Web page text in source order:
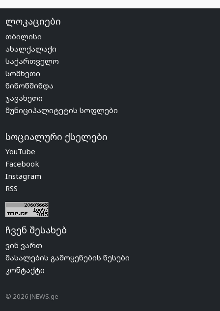
ლოკაციები
თბილისი
ახალქალაქი
საქართველო
სომხეთი
ნინოწმინდა
ჯავახეთი
მუნიციპალიტეტის სოფლები
სოციალური ქსელები
YouTube
Facebook
Instagram
RSS
ჩვენ შესახებ
ვინ ვართ
მასალების გამოყენების წესები
კონტაქტი
© 2026 JNEWS.ge